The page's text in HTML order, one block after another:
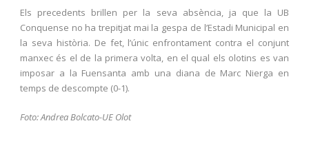
Els precedents brillen per la seva absència, ja que la UB
Conquense no ha trepitjat mai la gespa de l’Estadi Municipal en
la seva història. De fet, l’únic enfrontament contra el conjunt
manxec és el de la primera volta, en el qual els olotins es van
imposar a la Fuensanta amb una diana de Marc Nierga en
temps de descompte (0-1).
Foto: Andrea Bolcato-UE Olot